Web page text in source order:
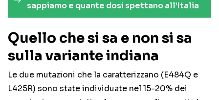
sappiamo e quante dosi spettano all’Italia
Quello che si sa e non si sa
sulla variante indiana
Le due mutazioni che la caratterizzano (E484Q e
L425R) sono state individuate nel 15-20% dei